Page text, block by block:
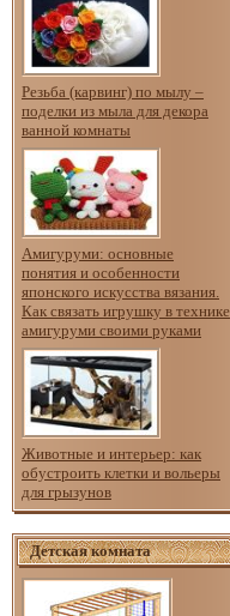
Резьба (карвинг) по мылу –
поделки из мыла для декора
ванной комнаты
Амигуруми: основные
понятия и особенности
японского искусства вязания.
Как связать игрушку в технике
амигуруми своими руками
Животные и интерьер: как
обустроить клетки и вольеры
для грызунов
Детская комната